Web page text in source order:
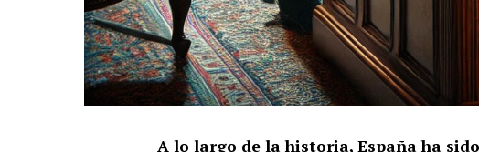
A lo largo de la historia, España ha